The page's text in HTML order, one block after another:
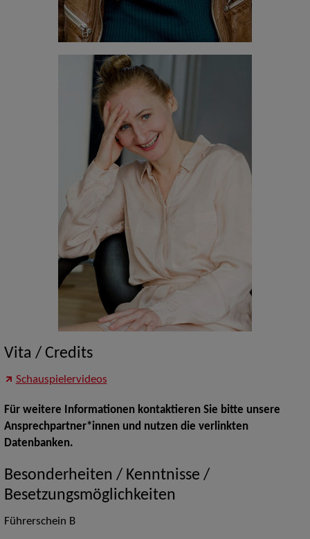
Vita / Credits
Schauspielervideos
Für weitere Informationen kontaktieren Sie bitte unsere
Ansprechpartner*innen und nutzen die verlinkten
Datenbanken.
Besonderheiten / Kenntnisse /
Besetzungsmöglichkeiten
Führerschein B